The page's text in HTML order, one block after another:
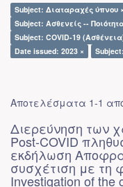
Subject: Διαταραχές ύπνου ×
Subject: Ασθενείς --
Subject: COVID-19
Date issued: 2023 ×
Αποτελέσματα 1-1
Διερεύνηση των
Post-COVID
εκδήλωση
συσχέτιση με τη
Investigation of the